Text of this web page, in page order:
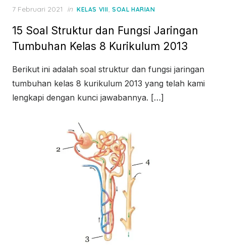
Posted
7 Februari 2021 in KELAS VIII, SOAL HARIAN
15 Soal Struktur dan Fungsi Jaringan
Tumbuhan Kelas 8 Kurikulum 2013
Berikut ini adalah soal struktur dan fungsi jaringan
tumbuhan kelas 8 kurikulum 2013 yang telah kami
lengkapi dengan kunci jawabannya. […]